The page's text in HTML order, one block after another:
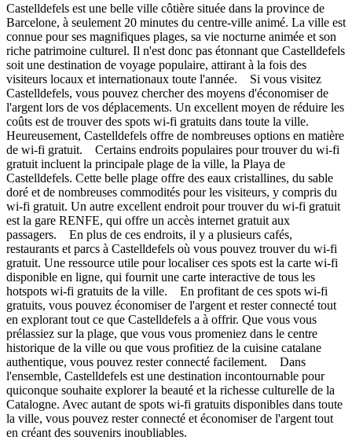
Castelldefels est une belle ville côtière située dans la province de
Barcelone, à seulement 20 minutes du centre-ville animé. La ville est
connue pour ses magnifiques plages, sa vie nocturne animée et son
riche patrimoine culturel. Il n'est donc pas étonnant que Castelldefels
soit une destination de voyage populaire, attirant à la fois des
visiteurs locaux et internationaux toute l'année. Si vous visitez
Castelldefels, vous pouvez chercher des moyens d'économiser de
l'argent lors de vos déplacements. Un excellent moyen de réduire les
coûts est de trouver des spots wi-fi gratuits dans toute la ville.
Heureusement, Castelldefels offre de nombreuses options en matière
de wi-fi gratuit. Certains endroits populaires pour trouver du wi-fi
gratuit incluent la principale plage de la ville, la Playa de
Castelldefels. Cette belle plage offre des eaux cristallines, du sable
doré et de nombreuses commodités pour les visiteurs, y compris du
wi-fi gratuit. Un autre excellent endroit pour trouver du wi-fi gratuit
est la gare RENFE, qui offre un accès internet gratuit aux
passagers. En plus de ces endroits, il y a plusieurs cafés,
restaurants et parcs à Castelldefels où vous pouvez trouver du wi-fi
gratuit. Une ressource utile pour localiser ces spots est la carte wi-fi
disponible en ligne, qui fournit une carte interactive de tous les
hotspots wi-fi gratuits de la ville. En profitant de ces spots wi-fi
gratuits, vous pouvez économiser de l'argent et rester connecté tout
en explorant tout ce que Castelldefels a à offrir. Que vous vous
prélassiez sur la plage, que vous vous promeniez dans le centre
historique de la ville ou que vous profitiez de la cuisine catalane
authentique, vous pouvez rester connecté facilement. Dans
l'ensemble, Castelldefels est une destination incontournable pour
quiconque souhaite explorer la beauté et la richesse culturelle de la
Catalogne. Avec autant de spots wi-fi gratuits disponibles dans toute
la ville, vous pouvez rester connecté et économiser de l'argent tout
en créant des souvenirs inoubliables.